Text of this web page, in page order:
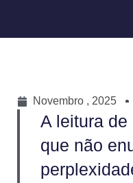
Novembro , 2025
A leitura
que não